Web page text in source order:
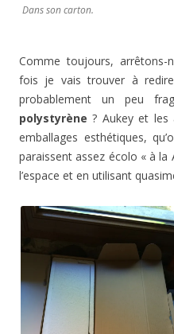
Dans son carton.
Comme toujours, arrêtons-
fois je vais trouver à
probablement un peu
polystyrène ? Aukey et les
emballages esthétiques,
paraissent assez écolo « à la
l’espace et en utilisant